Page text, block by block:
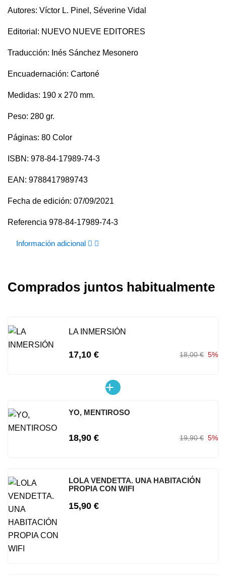
Autores: Víctor L. Pinel, Séverine Vidal
Editorial: NUEVO NUEVE EDITORES
Traducción: Inés Sánchez Mesonero
Encuadernación: Cartoné
Medidas: 190 x 270 mm.
Peso: 280 gr.
Páginas: 80 Color
ISBN: 978-84-17989-74-3
EAN: 9788417989743
Fecha de edición: 07/09/2021
Referencia 978-84-17989-74-3
Información adicional
Comprados juntos habitualmente
LA INMERSIÓN
17,10 € 18,00 € 5%
YO, MENTIROSO
18,90 € 19,90 € 5%
LOLA VENDETTA. UNA HABITACIÓN
PROPIA CON WIFI
15,90 €